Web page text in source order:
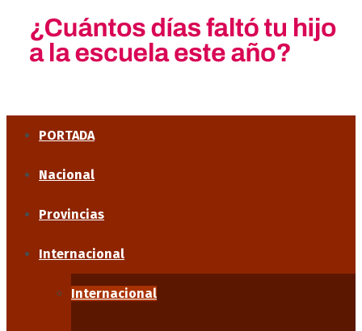
PORTADA
Nacional
Provincias
Internacional
Internacional